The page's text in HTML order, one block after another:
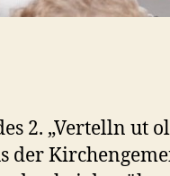
2. „Vertelln ut
der